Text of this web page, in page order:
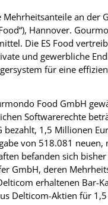
an der
Hannover.
Die ES Food
und gewerbliche
für eine
Food GmbH
Softwarerechte
1,5 Millionen
von 518.081 neuen,
befanden sich
GmbH, deren
erhaltenen Bar-
Delticom-Aktien für